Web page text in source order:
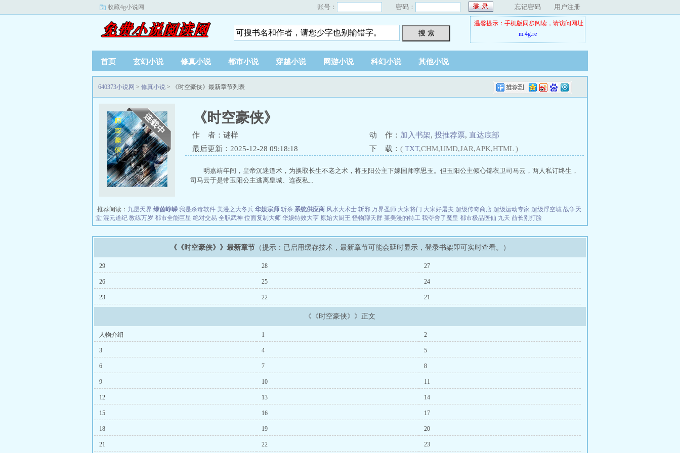
收藏4g小说网 账号： 密码： 忘记密码 用户注册
搜 索
温馨提示：手机版同步阅读，请访问网址
m.4g.re
首页 玄幻小说 修真小说 都市小说 穿越小说 网游小说 科幻小说 其他小说
640373小说网 > 修真小说 > 《时空豪侠》最新章节列表
《时空豪侠》
作 者：谜样 动 作： 加入书架, 投推荐票, 直达底部
最后更新：2025-12-28 09:18:18
下 载： ( TXT,CHM,UMD,JAR,APK,HTML )
明嘉靖年间，皇帝沉迷道术，为换取长生不老之术，将玉阳公主下嫁国师李思玉。但玉阳公主倾心锦衣卫司马云，两人私订终生，
司马云于是带玉阳公主逃离皇城、连夜私...
推荐阅读： 九层天界 绿茵峥嵘 我是杀毒软件 美漫之大冬兵 华娱宗师 斩杀 系统供应商 风水大术士 斩邪 万界圣师 大宋将门 大宋好屠夫 超级传奇商店 超级运动专家 超级浮空城 战争天
堂 混元道纪 教练万岁 都市全能巨星 绝对交易 全职武神 位面复制大师 华娱特效大亨 原始大厨王 怪物聊天群 某美漫的特工 我夺舍了魔皇 都市极品医仙 九天 酋长别打脸
《《时空豪侠》》最新章节 （提示：已启用缓存技术，最新章节可能会延时显示，登录书架即可实时查看。）
29 28 27
26 25 24
23 22 21
《《时空豪侠》》正文
人物介绍 1 2
3 4 5
6 7 8
9 10 11
12 13 14
15 16 17
18 19 20
21 22 23